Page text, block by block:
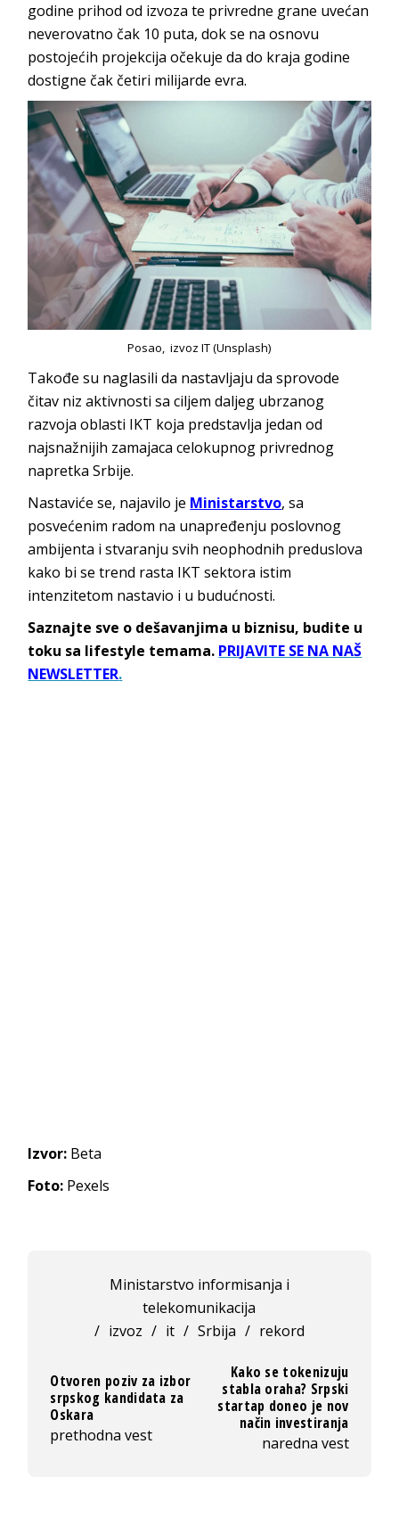
godine prihod od izvoza te privredne grane uvećan
neverovatno čak 10 puta, dok se na osnovu
postojećih projekcija očekuje da do kraja godine
dostigne čak četiri milijarde evra.
Posao, izvoz IT (Unsplash)
Takođe su naglasili da nastavljaju da sprovode
čitav niz aktivnosti sa ciljem daljeg ubrzanog
razvoja oblasti IKT koja predstavlja jedan od
najsnažnijih zamajaca celokupnog privrednog
napretka Srbije.
Nastaviće se, najavilo je Ministarstvo, sa
posvećenim radom na unapređenju poslovnog
ambijenta i stvaranju svih neophodnih preduslova
kako bi se trend rasta IKT sektora istim
intenzitetom nastavio i u budućnosti.
Saznajte sve o dešavanjima u biznisu, budite u
toku sa lifestyle temama. PRIJAVITE SE NA NAŠ
NEWSLETTER.
Izvor: Beta
Foto: Pexels
Ministarstvo informisanja i
telekomunikacija
/ izvoz / it / Srbija / rekord
Otvoren poziv za izbor
srpskog kandidata za
Oskara
prethodna vest
Kako se tokenizuju
stabla oraha? Srpski
startap doneo je nov
način investiranja
naredna vest